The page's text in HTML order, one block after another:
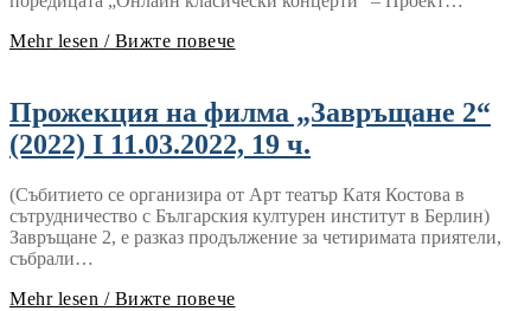
Mehr lesen / Вижте повече
Прожекция на филма „Завръщане 2“
(2022) I 11.03.2022, 19 ч.
(Събитието се организира от Арт театър Катя Костова в
сътрудничество с Българския културен институт в Берлин)
Завръщане 2, е разказ продължение за четиримата приятели,
събрали…
Mehr lesen / Вижте повече